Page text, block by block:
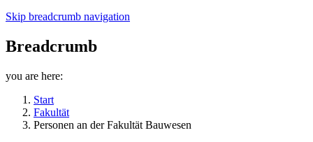
Skip breadcrumb navigation
Breadcrumb
you are here:
Start
Fakultät
Personen an der Fakultät Bauwesen